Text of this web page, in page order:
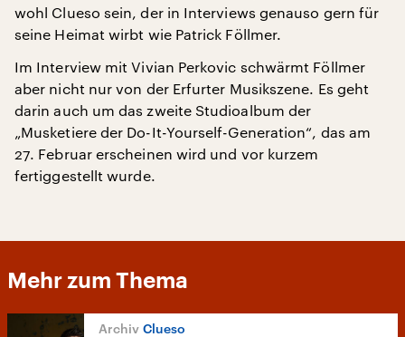
wohl Clueso sein, der in Interviews genauso gern für
seine Heimat wirbt wie Patrick Föllmer.
Im Interview mit Vivian Perkovic schwärmt Föllmer
aber nicht nur von der Erfurter Musikszene. Es geht
darin auch um das zweite Studioalbum der
„Musketiere der Do-It-Yourself-Generation“, das am
27. Februar erscheinen wird und vor kurzem
fertiggestellt wurde.
Mehr zum Thema
Clueso